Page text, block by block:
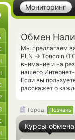
Мониторинг
Обмен
Мы предлагаем
PLN → Toncoin
внимание и на
нашего
Если вы
расскажет о
Город: Познань
Курсы обмена